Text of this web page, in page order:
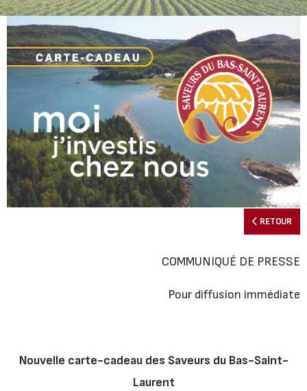
RETOUR
COMMUNIQUÉ DE PRESSE
Pour diffusion immédiate
Nouvelle carte-cadeau des Saveurs du Bas-Saint-
Laurent